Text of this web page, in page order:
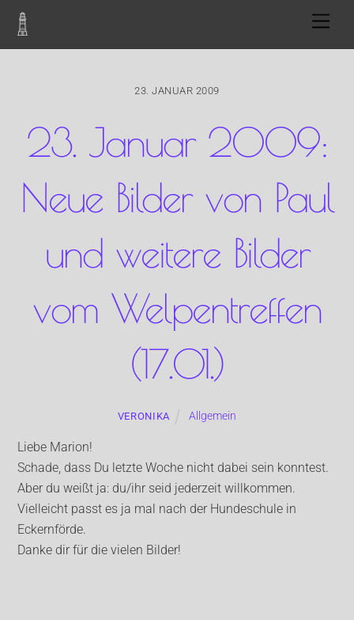
Skip
content
23. JANUAR 2009
23. Januar 2009:
Neue Bilder von Paul
und weitere Bilder
vom Welpentreffen
(17.01.)
VERONIKA Allgemein
Liebe Marion!
Schade, dass Du letzte Woche nicht dabei sein konntest.
Aber du weißt ja: du/ihr seid jederzeit willkommen.
Vielleicht passt es ja mal nach der Hundeschule in
Eckernförde.
Danke dir für die vielen Bilder!